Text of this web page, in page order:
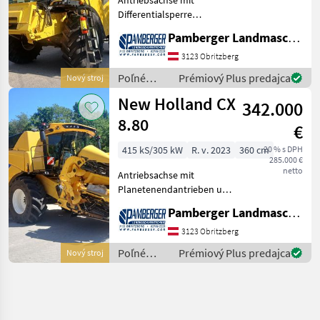
Nový stroj
Differentialsperre
29 Außenbreite
Hydraulischer
Haspelantrieb und
Reversierung Sektionaler
Dreschkorb Außenspiegel, e
Pamberger Landmaschinentechnik GmbH
3123 Obritzberg
Poľné
zberové
stroje /
New
Holland
Prémiový Plus predajca
Nový stroj
New Holland CX
8.80
342.000
€
20 % s DPH
285.000 €
netto
415 kS/305 kW R. v. 2023
360 cm
Antriebsachse mit
Planetenendantrieben und
OptiClean Siebkasten, FPT
Cursormotor, 1.000 l
Kraftstofftank, Hydraulik für
Lenkautomatikkomponent
Pamberger Landmaschinentechnik GmbH
3123 Obritzberg
Poľné
zberové
Prémiový Plus predajca